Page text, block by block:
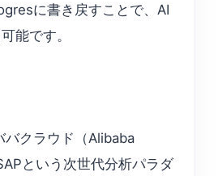
に書き戻すことで、AI
能です。
クラウド（Alibaba
という次世代分析パラダ